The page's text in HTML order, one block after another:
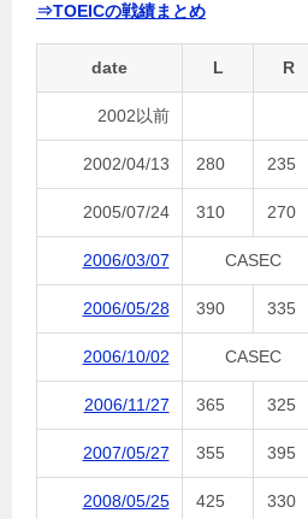
⇒TOEICの戦績まとめ
date L R
2002以前
2002/04/13 280 235
2005/07/24 310 270
2006/03/07 CASEC
2006/05/28 390 335
2006/10/02 CASEC
2006/11/27 365 325
2007/05/27 355 395
2008/05/25 425 330